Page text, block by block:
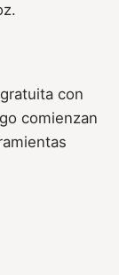
con
comienzan